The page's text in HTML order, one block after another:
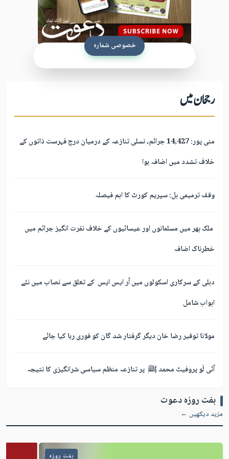
خصوصی شمارہ
رجحان میں
منی پور: 14,427 جرائم، نسلی تنازعہ کے درمیان درج فہرست ذاتوں کے
خلاف تشدد میں اضافہ ہوا
وقف ترمیمی بل: سپریم کورٹ کا اہم فیصلہ
ملک بھر میں مسلمانوں اور عیسائیوں کے خلاف نفرت انگیز جرائم میں
خطرناک اضافہ
دہلی کے سرکاری اسکولوں میں آر ایس ایس کے تعلق سے نصاب میں نئے
ابواب شامل
مولانا توقیر رضا خان دیگر گرفتار شد گان کو فوری رہا کیا جائے
آئی لَو پروفیٹ محمد ﷺ پر تنازعہ منظم سیاسی شرانگیزی کا نتیجہ
ہفت روزہ دعوت
مزید دیکھیں ←
ہفت روزہ